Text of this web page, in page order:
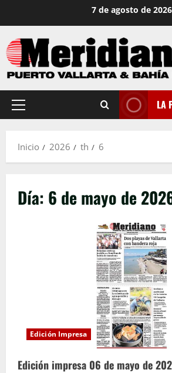
contenido
7 de agosto de 2026
Menú
LA
Inicio 2026 th 6
Día: 6 de mayo de
Edición Impresa
Edición impresa 06 de mayo de